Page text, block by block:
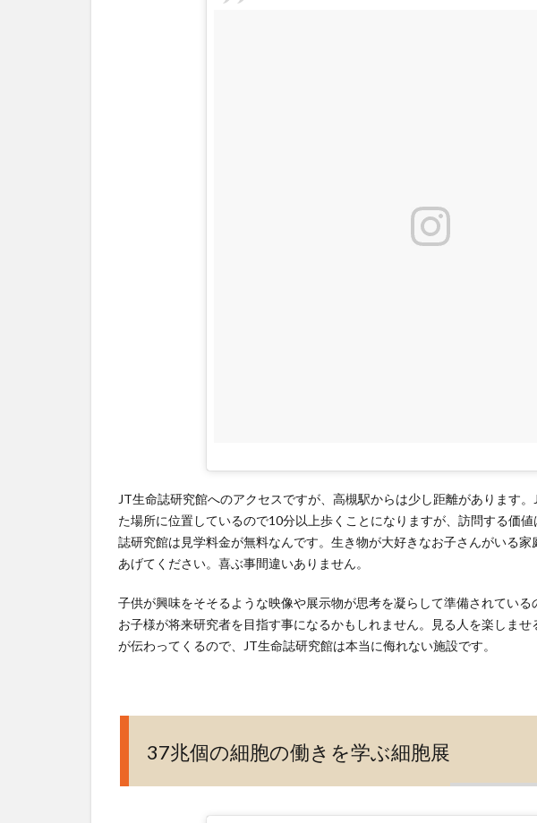
JT生命誌研究館へのアクセスですが、高槻駅からは少し距離があります
た場所に位置しているので10分以上歩くことになりますが、訪問する価
誌研究館は見学料金が無料なんです。生き物が大好きなお子さんがいる
あげてください。喜ぶ事間違いありません。
子供が興味をそそるような映像や展示物が思考を凝らして準備されてい
お子様が将来研究者を目指す事になるかもしれません。見る人を楽しま
が伝わってくるので、JT生命誌研究館は本当に侮れない施設です。
37兆個の細胞の働きを学ぶ細胞展